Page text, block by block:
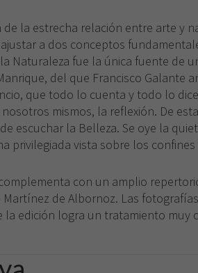
la estrecha relación entre arte y
a dos conceptos
Naturaleza fue la única fuente de
del que Francisco Galante
que todo lo cuenta y todo lo
mismos, la reflexión. De
escuchar la Belleza. Se oye la
privilegiada vista sobre los confines
con un amplio
de Albornoz. Las
la edición logra un tratamiento